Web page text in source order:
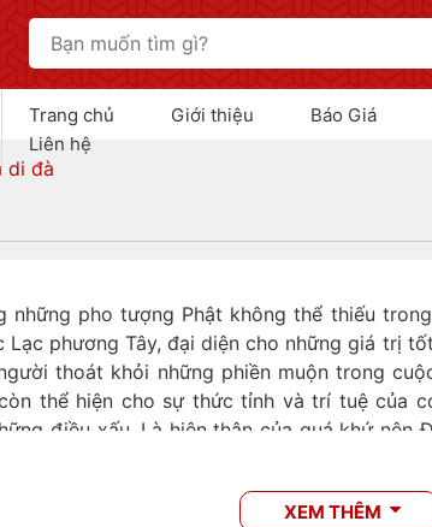
Trang chủ Giới thiệu Báo Giá
Liên hệ
di đà
những pho tượng Phật không thể thiếu
phương Tây, đại diện cho những giá trị
thoát khỏi những phiền muộn trong
thể hiện cho sự thức tỉnh và trí tuệ của
điều xấu. Là hiện thân của quá khứ
thỉnh về để thờ cúng tại nhà.
XEM THÊM